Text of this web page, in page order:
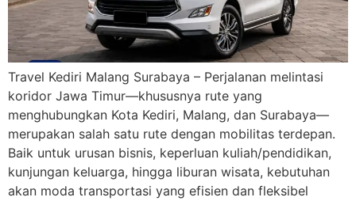
Travel Kediri Malang Surabaya – Perjalanan melintasi
koridor Jawa Timur—khususnya rute yang
menghubungkan Kota Kediri, Malang, dan Surabaya—
merupakan salah satu rute dengan mobilitas terdepan.
Baik untuk urusan bisnis, keperluan kuliah/pendidikan,
kunjungan keluarga, hingga liburan wisata, kebutuhan
akan moda transportasi yang efisien dan fleksibel